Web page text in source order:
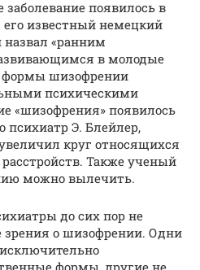
появилось в
известный немецкий
«ранним
в молодые
формы шизофрении
психическими
«шизофрения» появилось
психиатр Э. Блейлер,
круг относящихся
Также ученый
можно вылечить.
до сих пор не
о шизофрении. Одни
формы, другие не